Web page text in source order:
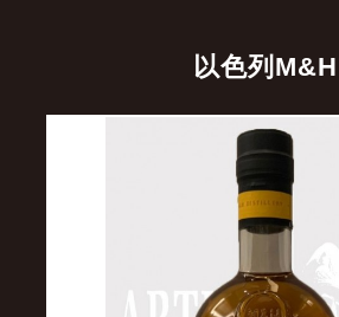
以色列M&H